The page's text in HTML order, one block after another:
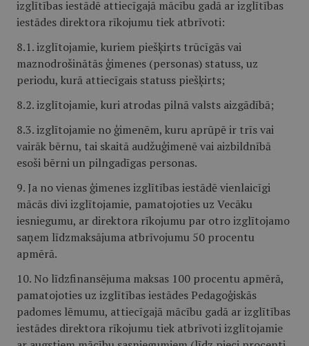
izglītības iestādē attiecīgajā mācību gadā ar izglītības
iestādes direktora rīkojumu tiek atbrīvoti:
8.1. izglītojamie, kuriem piešķirts trūcīgās vai
maznodrošinātās ģimenes (personas) statuss, uz
periodu, kurā attiecīgais statuss piešķirts;
8.2. izglītojamie, kuri atrodas pilnā valsts aizgādībā;
8.3. izglītojamie no ģimenēm, kuru aprūpē ir trīs vai
vairāk bērnu, tai skaitā audžuģimenē vai aizbildnībā
esoši bērni un pilngadīgas personas.
9. Ja no vienas ģimenes izglītības iestādē vienlaicīgi
mācās divi izglītojamie, pamatojoties uz Vecāku
iesniegumu, ar direktora rīkojumu par otro izglītojamo
saņem līdzmaksājuma atbrīvojumu 50 procentu
apmērā.
10. No līdzfinansējuma maksas 100 procentu apmērā,
pamatojoties uz izglītības iestādes Pedagoģiskās
padomes lēmumu, attiecīgajā mācību gadā ar izglītības
iestādes direktora rīkojumu tiek atbrīvoti izglītojamie